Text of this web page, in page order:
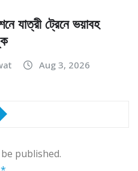
যাত্রী ট্রেনে ভয়াবহ
Aug 3, 2026
published.